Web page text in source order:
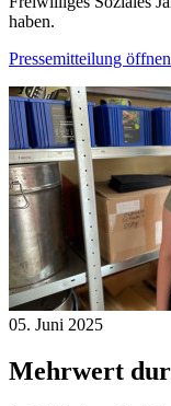
haben.
Pressemitteilung
05. Juni 2025
Mehrwert